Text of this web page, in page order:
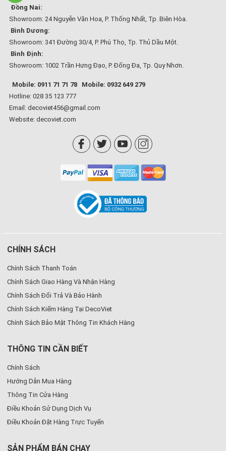
Đồng Nai:
Showroom: 24 Nguyễn Văn Hoa, P. Thống Nhất, Tp. Biên Hòa.
Bình Dương:
Showroom: 341 Đường 30/4, P. Phú Thọ, Tp. Thủ Dầu Một.
Bình Định:
Showroom: 1002 Trần Hưng Đạo, P. Đống Đa, Tp. Quy Nhơn.
Mobile: 0911 71 71 78
Mobile: 0932 649 279
Hotline: 028 35 123 777
Email: decoviet456@gmail.com
Website: decoviet.com
CHÍNH SÁCH
Chính Sách Thanh Toán
Chính Sách Giao Hàng Và Nhận Hàng
Chính Sách Đổi Trả Và Bảo Hành
Chính Sách Kiểm Hàng Tại DecoViet
Chính Sách Bảo Mật Thông Tin Khách Hàng
THÔNG TIN CẦN BIẾT
Chính Sách
Hướng Dẫn Mua Hàng
Thông Tin Cửa Hàng
Điều Khoản Sử Dụng Dịch Vụ
Điều Khoản Đặt Hàng Trực Tuyến
SẢN PHẨM BÁN CHẠY